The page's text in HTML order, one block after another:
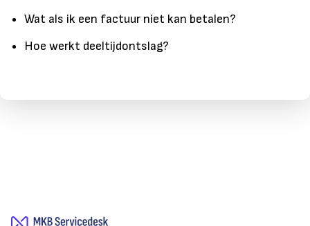
Wat als ik een factuur niet kan betalen?
Hoe werkt deeltijdontslag?